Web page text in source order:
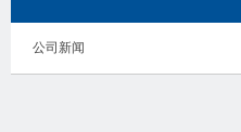
公司新闻